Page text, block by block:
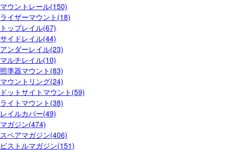
マウントレール(150)
ライザーマウント(18)
トップレイル(67)
サイドレイル(44)
アンダーレイル(23)
マルチレイル(10)
照準器マウント(83)
マウントリング(24)
ドットサイトマウント(59)
ライトマウント(38)
レイルカバー(49)
マガジン(474)
スペアマガジン(406)
ピストルマガジン(151)